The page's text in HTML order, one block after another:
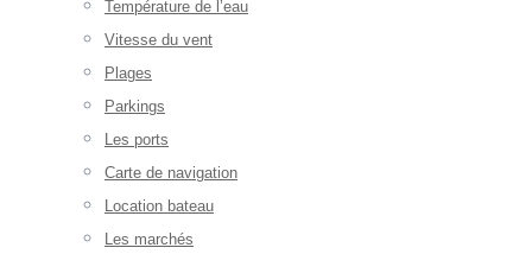
Température de l’eau
Vitesse du vent
Plages
Parkings
Les ports
Carte de navigation
Location bateau
Les marchés